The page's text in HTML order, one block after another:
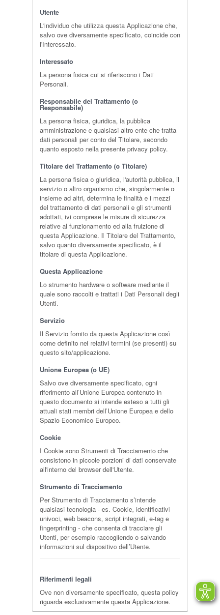
Utente
L'individuo che utilizza questa Applicazione che,
salvo ove diversamente specificato, coincide con
l'Interessato.
Interessato
La persona fisica cui si riferiscono i Dati
Personali.
Responsabile del Trattamento (o
Responsabile)
La persona fisica, giuridica, la pubblica
amministrazione e qualsiasi altro ente che tratta
dati personali per conto del Titolare, secondo
quanto esposto nella presente privacy policy.
Titolare del Trattamento (o Titolare)
La persona fisica o giuridica, l'autorità pubblica, il
servizio o altro organismo che, singolarmente o
insieme ad altri, determina le finalità e i mezzi
del trattamento di dati personali e gli strumenti
adottati, ivi comprese le misure di sicurezza
relative al funzionamento ed alla fruizione di
questa Applicazione. Il Titolare del Trattamento,
salvo quanto diversamente specificato, è il
titolare di questa Applicazione.
Questa Applicazione
Lo strumento hardware o software mediante il
quale sono raccolti e trattati i Dati Personali degli
Utenti.
Servizio
Il Servizio fornito da questa Applicazione così
come definito nei relativi termini (se presenti) su
questo sito/applicazione.
Unione Europea (o UE)
Salvo ove diversamente specificato, ogni
riferimento all’Unione Europea contenuto in
questo documento si intende esteso a tutti gli
attuali stati membri dell’Unione Europea e dello
Spazio Economico Europeo.
Cookie
I Cookie sono Strumenti di Tracciamento che
consistono in piccole porzioni di dati conservate
all'interno del browser dell'Utente.
Strumento di Tracciamento
Per Strumento di Tracciamento s’intende
qualsiasi tecnologia - es. Cookie, identificativi
univoci, web beacons, script integrati, e-tag e
fingerprinting - che consenta di tracciare gli
Utenti, per esempio raccogliendo o salvando
informazioni sul dispositivo dell’Utente.
Riferimenti legali
Ove non diversamente specificato, questa policy
riguarda esclusivamente questa Applicazione.